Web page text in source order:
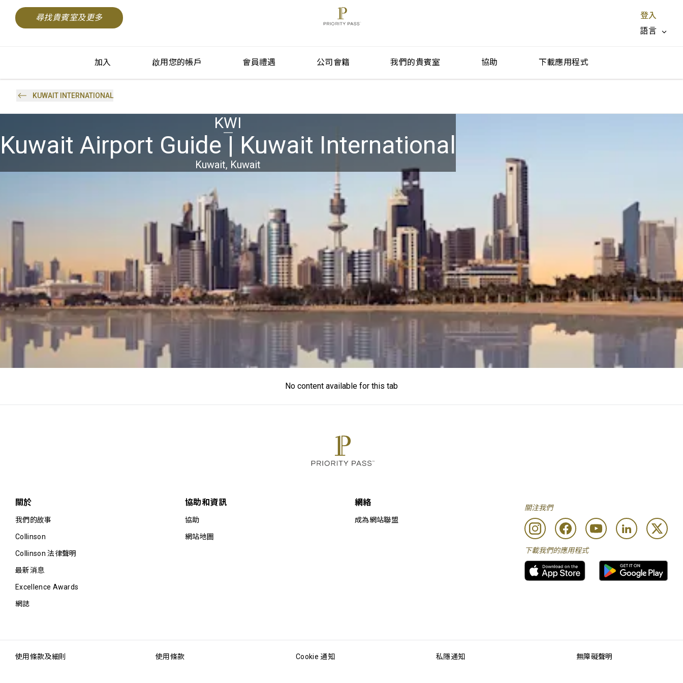
尋找貴賓室及更多
登入
語言
加入 啟用您的帳戶 會員禮遇 公司會籍 我們的貴賓室 協助 下載應用程式
KUWAIT INTERNATIONAL
KWI
Kuwait Airport Guide | Kuwait International
Kuwait, Kuwait
No content available for this tab
關於
我們的故事
Collinson
Collinson 法律聲明
最新消息
Excellence Awards
網誌
協助和資訊
協助
網站地圖
網絡
成為網站聯盟
關注我們
下載我們的應用程式
使用條款及細則 使用條款 Cookie 通知 私隱通知 無障礙聲明